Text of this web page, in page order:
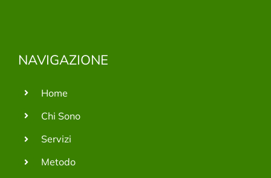
NAVIGAZIONE
Home
Chi Sono
Servizi
Metodo